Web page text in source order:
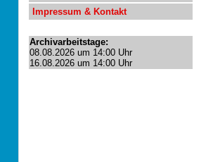
Impressum & Kontakt
Archivarbeitstage:
08.08.2026 um 14:00 Uhr
16.08.2026 um 14:00 Uhr